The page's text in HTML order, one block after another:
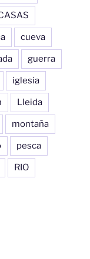
cueva
guerra
iglesia
Lleida
montaña
pesca
RIO